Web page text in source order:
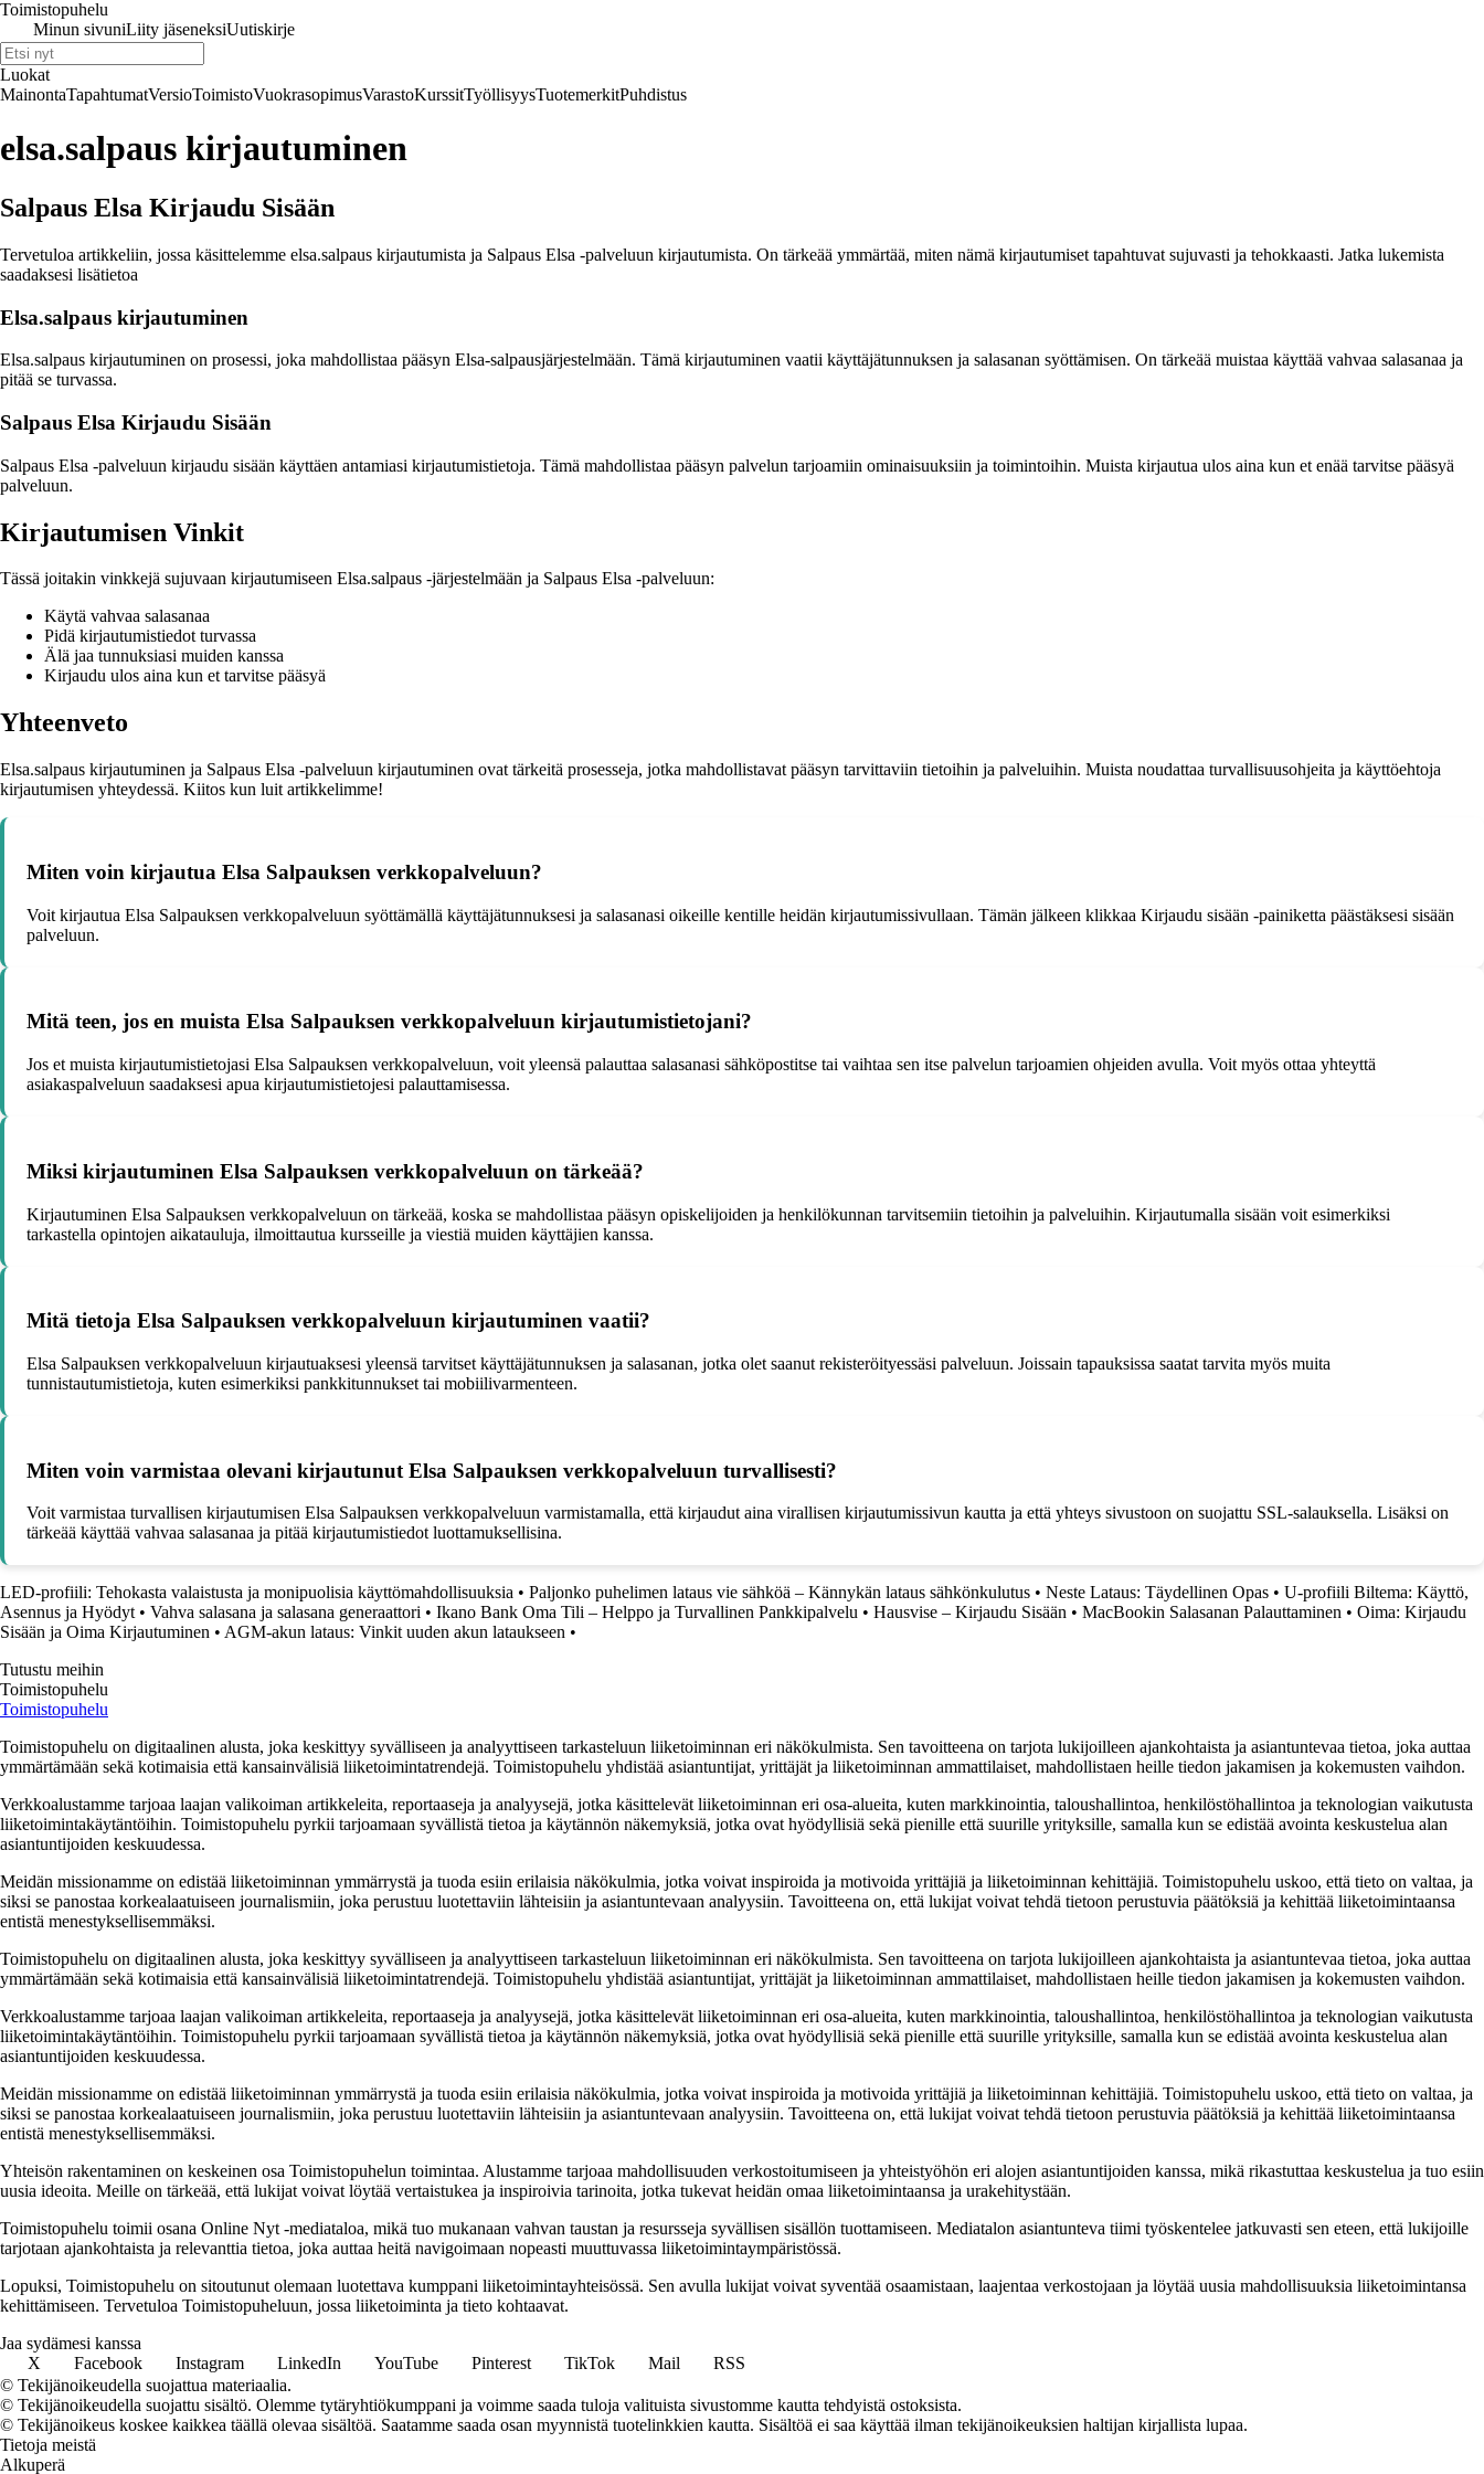
Toimistopuhelu
Minun sivuniLiity jäseneksiUutiskirje
Luokat
MainontaTapahtumatVersioToimistoVuokrasopimusVarastoKurssitTyöllisyysTuotemerkitPuhdistus
elsa.salpaus kirjautuminen
Salpaus Elsa Kirjaudu Sisään
Tervetuloa artikkeliin, jossa käsittelemme elsa.salpaus kirjautumista ja Salpaus Elsa -palveluun kirjautumista. On tärkeää ymmärtää, miten nämä kirjautumiset tapahtuvat sujuvasti ja tehokkaasti. Jatka lukemista
saadaksesi lisätietoa
Elsa.salpaus kirjautuminen
Elsa.salpaus kirjautuminen on prosessi, joka mahdollistaa pääsyn Elsa-salpausjärjestelmään. Tämä kirjautuminen vaatii käyttäjätunnuksen ja salasanan syöttämisen. On tärkeää muistaa käyttää vahvaa salasanaa ja
pitää se turvassa.
Salpaus Elsa Kirjaudu Sisään
Salpaus Elsa -palveluun kirjaudu sisään käyttäen antamiasi kirjautumistietoja. Tämä mahdollistaa pääsyn palvelun tarjoamiin ominaisuuksiin ja toimintoihin. Muista kirjautua ulos aina kun et enää tarvitse pääsyä
palveluun.
Kirjautumisen Vinkit
Tässä joitakin vinkkejä sujuvaan kirjautumiseen Elsa.salpaus -järjestelmään ja Salpaus Elsa -palveluun:
Käytä vahvaa salasanaa
Pidä kirjautumistiedot turvassa
Älä jaa tunnuksiasi muiden kanssa
Kirjaudu ulos aina kun et tarvitse pääsyä
Yhteenveto
Elsa.salpaus kirjautuminen ja Salpaus Elsa -palveluun kirjautuminen ovat tärkeitä prosesseja, jotka mahdollistavat pääsyn tarvittaviin tietoihin ja palveluihin. Muista noudattaa turvallisuusohjeita ja käyttöehtoja
kirjautumisen yhteydessä. Kiitos kun luit artikkelimme!
Miten voin kirjautua Elsa Salpauksen verkkopalveluun?
Voit kirjautua Elsa Salpauksen verkkopalveluun syöttämällä käyttäjätunnuksesi ja salasanasi oikeille kentille heidän kirjautumissivullaan. Tämän jälkeen klikkaa Kirjaudu sisään -painiketta päästäksesi sisään
palveluun.
Mitä teen, jos en muista Elsa Salpauksen verkkopalveluun kirjautumistietojani?
Jos et muista kirjautumistietojasi Elsa Salpauksen verkkopalveluun, voit yleensä palauttaa salasanasi sähköpostitse tai vaihtaa sen itse palvelun tarjoamien ohjeiden avulla. Voit myös ottaa yhteyttä
asiakaspalveluun saadaksesi apua kirjautumistietojesi palauttamisessa.
Miksi kirjautuminen Elsa Salpauksen verkkopalveluun on tärkeää?
Kirjautuminen Elsa Salpauksen verkkopalveluun on tärkeää, koska se mahdollistaa pääsyn opiskelijoiden ja henkilökunnan tarvitsemiin tietoihin ja palveluihin. Kirjautumalla sisään voit esimerkiksi
tarkastella opintojen aikatauluja, ilmoittautua kursseille ja viestiä muiden käyttäjien kanssa.
Mitä tietoja Elsa Salpauksen verkkopalveluun kirjautuminen vaatii?
Elsa Salpauksen verkkopalveluun kirjautuaksesi yleensä tarvitset käyttäjätunnuksen ja salasanan, jotka olet saanut rekisteröityessäsi palveluun. Joissain tapauksissa saatat tarvita myös muita
tunnistautumistietoja, kuten esimerkiksi pankkitunnukset tai mobiilivarmenteen.
Miten voin varmistaa olevani kirjautunut Elsa Salpauksen verkkopalveluun turvallisesti?
Voit varmistaa turvallisen kirjautumisen Elsa Salpauksen verkkopalveluun varmistamalla, että kirjaudut aina virallisen kirjautumissivun kautta ja että yhteys sivustoon on suojattu SSL-salauksella. Lisäksi on
tärkeää käyttää vahvaa salasanaa ja pitää kirjautumistiedot luottamuksellisina.
LED-profiili: Tehokasta valaistusta ja monipuolisia käyttömahdollisuuksia • Paljonko puhelimen lataus vie sähköä – Kännykän lataus sähkönkulutus • Neste Lataus: Täydellinen Opas • U-profiili Biltema: Käyttö,
Asennus ja Hyödyt• Vahva salasana ja salasana generaattori • Ikano Bank Oma Tili – Helppo ja Turvallinen Pankkipalvelu • Hausvise – Kirjaudu Sisään • MacBookin Salasanan Palauttaminen • Oima: Kirjaudu
Sisään ja Oima Kirjautuminen • AGM-akun lataus: Vinkit uuden akun lataukseen •
Tutustu meihin
Toimistopuhelu
Toimistopuhelu
Toimistopuhelu on digitaalinen alusta, joka keskittyy syvälliseen ja analyyttiseen tarkasteluun liiketoiminnan eri näkökulmista. Sen tavoitteena on tarjota lukijoilleen ajankohtaista ja asiantuntevaa tietoa, joka auttaa
ymmärtämään sekä kotimaisia että kansainvälisiä liiketoimintatrendejä. Toimistopuhelu yhdistää asiantuntijat, yrittäjät ja liiketoiminnan ammattilaiset, mahdollistaen heille tiedon jakamisen ja kokemusten vaihdon.
Verkkoalustamme tarjoaa laajan valikoiman artikkeleita, reportaaseja ja analyysejä, jotka käsittelevät liiketoiminnan eri osa-alueita, kuten markkinointia, taloushallintoa, henkilöstöhallintoa ja teknologian vaikutusta
liiketoimintakäytäntöihin. Toimistopuhelu pyrkii tarjoamaan syvällistä tietoa ja käytännön näkemyksiä, jotka ovat hyödyllisiä sekä pienille että suurille yrityksille, samalla kun se edistää avointa keskustelua alan
asiantuntijoiden keskuudessa.
Meidän missionamme on edistää liiketoiminnan ymmärrystä ja tuoda esiin erilaisia näkökulmia, jotka voivat inspiroida ja motivoida yrittäjiä ja liiketoiminnan kehittäjiä. Toimistopuhelu uskoo, että tieto on valtaa, ja
siksi se panostaa korkealaatuiseen journalismiin, joka perustuu luotettaviin lähteisiin ja asiantuntevaan analyysiin. Tavoitteena on, että lukijat voivat tehdä tietoon perustuvia päätöksiä ja kehittää liiketoimintaansa
entistä menestyksellisemmäksi.
Toimistopuhelu on digitaalinen alusta, joka keskittyy syvälliseen ja analyyttiseen tarkasteluun liiketoiminnan eri näkökulmista. Sen tavoitteena on tarjota lukijoilleen ajankohtaista ja asiantuntevaa tietoa, joka auttaa
ymmärtämään sekä kotimaisia että kansainvälisiä liiketoimintatrendejä. Toimistopuhelu yhdistää asiantuntijat, yrittäjät ja liiketoiminnan ammattilaiset, mahdollistaen heille tiedon jakamisen ja kokemusten vaihdon.
Verkkoalustamme tarjoaa laajan valikoiman artikkeleita, reportaaseja ja analyysejä, jotka käsittelevät liiketoiminnan eri osa-alueita, kuten markkinointia, taloushallintoa, henkilöstöhallintoa ja teknologian vaikutusta
liiketoimintakäytäntöihin. Toimistopuhelu pyrkii tarjoamaan syvällistä tietoa ja käytännön näkemyksiä, jotka ovat hyödyllisiä sekä pienille että suurille yrityksille, samalla kun se edistää avointa keskustelua alan
asiantuntijoiden keskuudessa.
Meidän missionamme on edistää liiketoiminnan ymmärrystä ja tuoda esiin erilaisia näkökulmia, jotka voivat inspiroida ja motivoida yrittäjiä ja liiketoiminnan kehittäjiä. Toimistopuhelu uskoo, että tieto on valtaa, ja
siksi se panostaa korkealaatuiseen journalismiin, joka perustuu luotettaviin lähteisiin ja asiantuntevaan analyysiin. Tavoitteena on, että lukijat voivat tehdä tietoon perustuvia päätöksiä ja kehittää liiketoimintaansa
entistä menestyksellisemmäksi.
Yhteisön rakentaminen on keskeinen osa Toimistopuhelun toimintaa. Alustamme tarjoaa mahdollisuuden verkostoitumiseen ja yhteistyöhön eri alojen asiantuntijoiden kanssa, mikä rikastuttaa keskustelua ja tuo esiin
uusia ideoita. Meille on tärkeää, että lukijat voivat löytää vertaistukea ja inspiroivia tarinoita, jotka tukevat heidän omaa liiketoimintaansa ja urakehitystään.
Toimistopuhelu toimii osana Online Nyt -mediataloa, mikä tuo mukanaan vahvan taustan ja resursseja syvällisen sisällön tuottamiseen. Mediatalon asiantunteva tiimi työskentelee jatkuvasti sen eteen, että lukijoille
tarjotaan ajankohtaista ja relevanttia tietoa, joka auttaa heitä navigoimaan nopeasti muuttuvassa liiketoimintaympäristössä.
Lopuksi, Toimistopuhelu on sitoutunut olemaan luotettava kumppani liiketoimintayhteisössä. Sen avulla lukijat voivat syventää osaamistaan, laajentaa verkostojaan ja löytää uusia mahdollisuuksia liiketoimintansa
kehittämiseen. Tervetuloa Toimistopuheluun, jossa liiketoiminta ja tieto kohtaavat.
Jaa sydämesi kanssa
X
Facebook Instagram LinkedIn YouTube Pinterest TikTok Mail
RSS
© Tekijänoikeudella suojattua materiaalia.
© Tekijänoikeudella suojattu sisältö. Olemme tytäryhtiökumppani ja voimme saada tuloja valituista sivustomme kautta tehdyistä ostoksista.
© Tekijänoikeus koskee kaikkea täällä olevaa sisältöä. Saatamme saada osan myynnistä tuotelinkkien kautta. Sisältöä ei saa käyttää ilman tekijänoikeuksien haltijan kirjallista lupaa.
Tietoja meistä
Alkuperä